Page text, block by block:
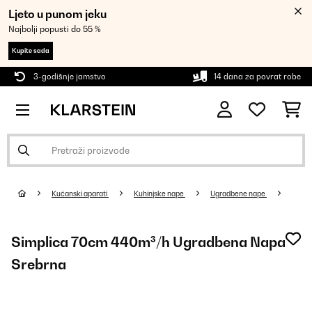
Ljeto u punom jeku
Najbolji popusti do 55 %
Kupite sada
3-godišnje jamstvo 14 dana za povrat robe
Kućanski aparati Kuhinjske nape Ugradbene nape
Simplica 70cm 440m³/h Ugradbena Napa
Srebrna